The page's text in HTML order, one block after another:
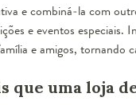
e combiná-la com
e eventos
e amigos, tornando
que uma loja